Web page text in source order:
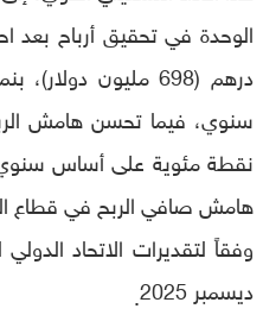
نقطة مئوية على أساس
وفقاً لتقديرات الاتحاد
ديسمبر 2025
.